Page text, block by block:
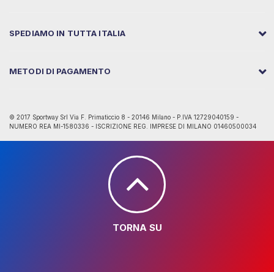
SPEDIAMO IN TUTTA ITALIA
METODI DI PAGAMENTO
© 2017 Sportway Srl Via F. Primaticcio 8 - 20146 Milano - P.IVA 12729040159 -
NUMERO REA MI-1580336 - ISCRIZIONE REG. IMPRESE DI MILANO 01460500034
TORNA SU